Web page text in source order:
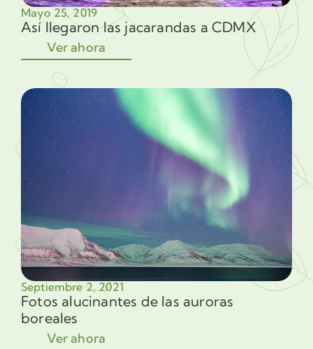
Mayo 25, 2019
Así llegaron las jacarandas a CDMX
Ver ahora
Septiembre 2, 2021
Fotos alucinantes de las auroras
boreales
Ver ahora